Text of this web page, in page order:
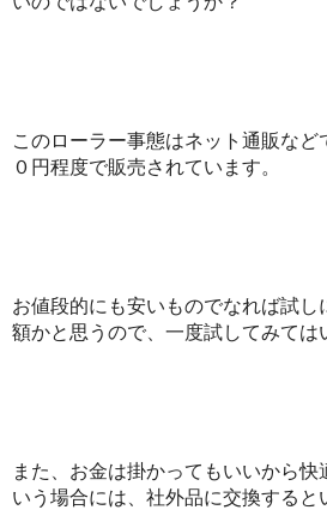
このローラー事態はネット通販など
０円程度で販売されています。
お値段的にも安いものでなれば試
額かと思うので、一度試してみては
また、お金は掛かってもいいから快
いう場合には、社外品に交換すると